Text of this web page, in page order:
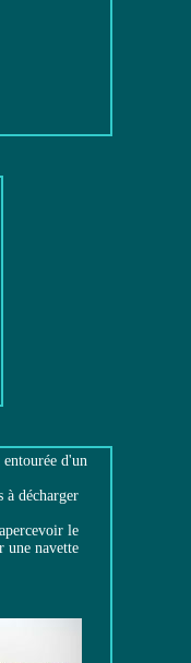
d'un
à décharger
le
une navette